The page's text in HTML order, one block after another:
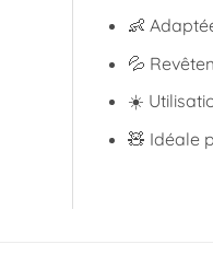
👶
💦
☀️
🧸 Idéale